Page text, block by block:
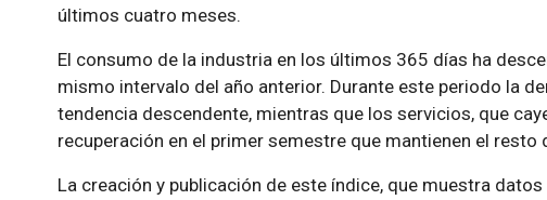
últimos cuatro meses.
El consumo de la industria en los últimos 365 días ha
mismo intervalo del año anterior. Durante este periodo la
tendencia descendente, mientras que los servicios, que
recuperación en el primer semestre que mantienen el resto
La creación y publicación de este índice, que muestra